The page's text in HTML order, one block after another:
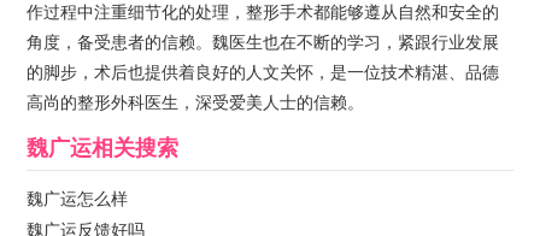
作过程中注重细节化的处理，整形手术都能够遵从自然和安全的
角度，备受患者的信赖。魏医生也在不断的学习，紧跟行业发展
的脚步，术后也提供着良好的人文关怀，是一位技术精湛、品德
高尚的整形外科医生，深受爱美人士的信赖。
魏广运相关搜索
魏广运怎么样
魏广运反馈好吗